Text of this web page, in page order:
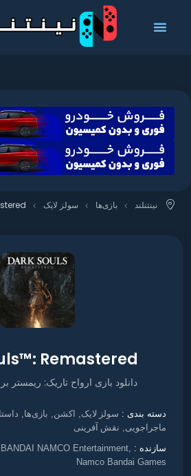
نینتنلند بازی‌ها سولز لایک
Remastered
دانلود بازی ارواح تاریک: ریمستر
دسته بندی : سولز لایک اکشن بازی‌ها
ماجراجویی نقش آفرینی
سازنده : NAMCO Entertainment,
Namco Bandai Games